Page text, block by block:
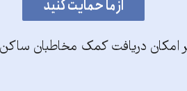
امکان دریافت کمک مخاطبان ساکن